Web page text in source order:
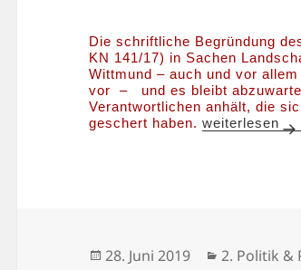
Die schriftliche Begründung
KN 141/17) in Sachen
Wittmund – auch und vor
vor – und es bleibt
Verantwortlichen anhält, die
geschert haben.OVG
weiterlesen
Veröffentlicht
28. Juni 2019 Kategorien
2. Politik &